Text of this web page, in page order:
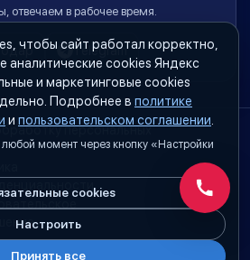
в рабочее время.
Telegram
персональных
Настройки cookies
чтобы сайт работал корректно,
аналитические cookies Яндекс
и маркетинговые cookies
Подробнее в политике
и пользовательском соглашении
момент через кнопку «Настройки
cookies
Настроить
Принять все